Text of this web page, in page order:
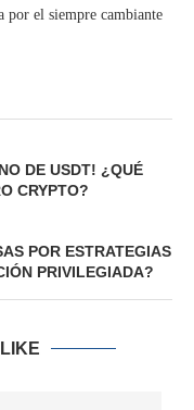
por el siempre cambiante
DE USDT! ¿QUÉ
CRYPTO?
POR ESTRATEGIAS
PRIVILEGIADA?